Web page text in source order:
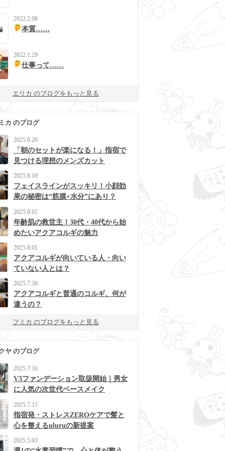
2022.2.08
本質……
2022.1.29
仕事って……
エリカ のブログをもっと見る
カ のブログ
2025.8.20
「朝のセットが楽になる！」指宿で
見つける理想のメンズカット
2025.8.10
フェイスラインがスッキリ！小顔効
果の秘密は“筋膜×水分”にあり？
2025.8.02
年齢肌の救世主！30代・40代から始
めたいアクアコルギの魅力
2025.8.01
アクアコルギが向いている人・向い
ていない人とは？
2025.7.30
アクアコルギと普通のコルギ、何が
違うの？
フミカ のブログをもっと見る
ヤ のブログ
2025.7.16
V3ファンデーション取扱開始｜男女
に人気の次世代ベースメイク
2025.7.15
指宿発・ストレスZEROケアで髪と
心を整えるuluruの新提案
2025.5.03